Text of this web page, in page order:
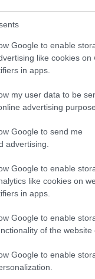
Google to enable
like cookies on
in apps.
my user data to be
advertising
Google to send me
advertising.
Google to enable
like cookies on
in apps.
Google to enable
of the website
Google to enable